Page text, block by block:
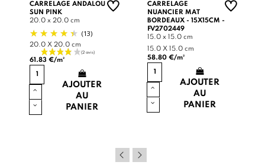
CARRELAGE ANDALOU
SUN PINK
20.0 x 20.0 cm
(13)
20.0 X 20.0 cm
61.83 €/m²
AJOUTER
AU
PANIER
CARRELAGE
NUANCIER MAT
BORDEAUX - 15X15CM -
FV2702449
15.0 x 15.0 cm
15.0 X 15.0 cm
58.80 €/m²
AJOUTER
AU
PANIER